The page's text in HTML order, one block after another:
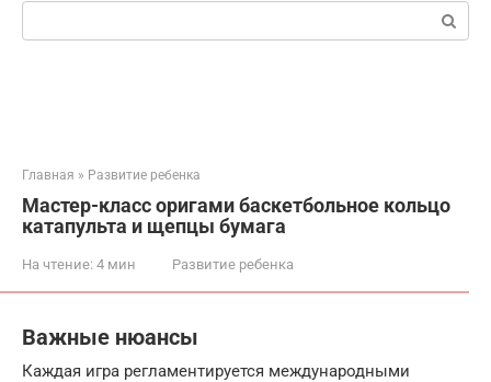
Поиск:
Главная » Развитие ребенка
Мастер-класс оригами баскетбольное кольцо
катапульта и щепцы бумага
На чтение: 4 мин Развитие ребенка
Важные нюансы
Каждая игра регламентируется международными